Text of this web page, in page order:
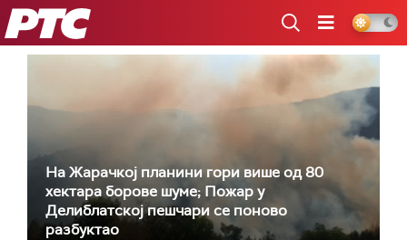
РТС
На Жарачкој планини гори више од 80
хектара борове шуме; Пожар у
Делиблатској пешчари се поново
разбуктао